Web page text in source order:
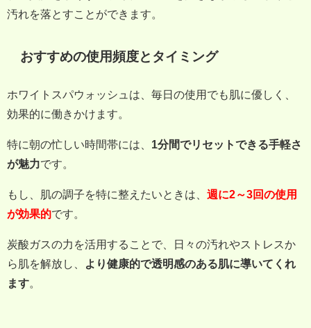
汚れを落とすことができます。
おすすめの使用頻度とタイミング
ホワイトスパウォッシュは、毎日の使用でも肌に優しく、
効果的に働きかけます。
特に朝の忙しい時間帯には、 1分間でリセットできる手軽さ
が魅力です。
もし、肌の調子を特に整えたいときは、 週に2～3回の使用
が効果的です。
炭酸ガスの力を活用することで、日々の汚れやストレスか
ら肌を解放し、
より健康的で透明感のある肌に導いてくれ
ます。